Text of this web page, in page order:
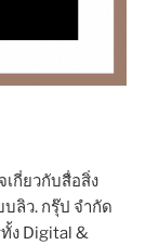
กี่ยวกับสื่อสิ่ง
ลิว. กรุ๊ป จำกัด
ง Digital &